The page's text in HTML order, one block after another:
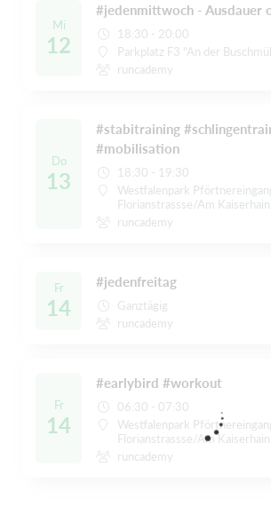
Mi
12
#jedenmittwoch - Ausdauer
18:30 - 20:00
Parkplatz F3 "An der
runcademy
Do
13
#stabitraining
#mobilisation
18:30 - 19:30
Westfalenpark
Florianstrassse/Am Kaiserhain
runcademy
Fr
14
#jedenfreitag
Ganztägig
runcademy
Fr
14
#earlybird #workout
06:30 - 07:30
Westfalenpark
Florianstrassse/Am Kaiserhain
runcademy